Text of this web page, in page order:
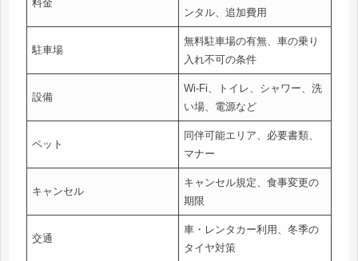
料金
ンタル、追加費用
駐車場
無料駐車場の有無、車の乗り
入れ不可の条件
設備
Wi-Fi、トイレ、シャワー、洗
い場、電源など
ペット
同伴可能エリア、必要書類、
マナー
キャンセル
キャンセル規定、食事変更の
期限
交通
車・レンタカー利用、冬季の
タイヤ対策